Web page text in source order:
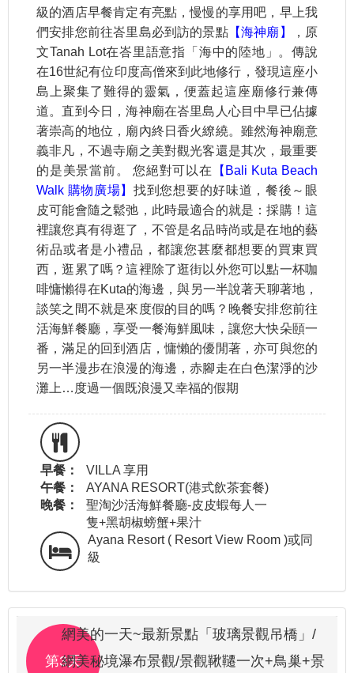
級的酒店早餐肯定有亮點，慢慢的享用吧，早上我
們安排您前往峇里島必到訪的景點【海神廟】
，原
文Tanah Lot在峇里語意指「海中的陸地」。傳說
在16世紀有位印度高僧來到此地修行，發現這座小
島上聚集了難得的靈氣，便蓋起這座廟修行兼傳
道。直到今日，海神廟在峇里島人心目中早已佔據
著崇高的地位，廟內終日香火繚繞。雖然海神廟意
義非凡，不過寺廟之美對觀光客還是其次，最重要
的是美景當前。 您絕對可以在
【Bali Kuta Beach
Walk 購物廣場】找到您想要的好味道，餐後～眼
皮可能會隨之鬆弛，此時最適合的就是：採購！這
裡讓您真有得逛了，不管是名品時尚或是在地的藝
術品或者是小禮品，都讓您甚麼都想要的買東買
西，逛累了嗎？這裡除了逛街以外您可以點一杯咖
啡慵懶得在Kuta的海邊，與另一半說著天聊著地，
談笑之間不就是來度假的目的嗎？晚餐安排您前往
活海鮮餐廳，享受一餐海鮮風味，讓您大快朵頤一
番，滿足的回到酒店，慵懶的優閒著，亦可與您的
另一半漫步在浪漫的海邊，赤腳走在白色潔淨的沙
灘上…度過一個既浪漫又幸福的假期
早餐：
VILLA 享用
午餐：
AYANA RESORT(港式飲茶套餐)
晚餐：
聖淘沙活海鮮餐廳-皮皮蝦每人一
隻+黑胡椒螃蟹+果汁
Ayana Resort ( Resort View Room )或同
級
第3天
網美的一天~最新景點「玻璃景觀吊橋」/
網美秘境瀑布景觀/景觀鞦韆一次+鳥巢+景